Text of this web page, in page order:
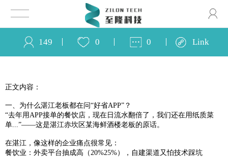
149 0 0 Link
正文内容：
一、为什么湛江老板都在问“好省APP”？
“去年用APP接单的餐饮店，现在日流水翻倍了，我们还在用纸质菜
单...”——这是湛江赤坎区某海鲜酒楼老板的原话。
在湛江，像这样的企业痛点很常见：
餐饮业：外卖平台抽成高（20%25%），自建渠道又怕技术踩坑